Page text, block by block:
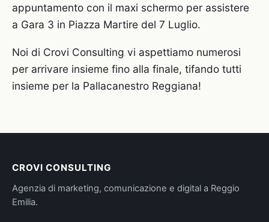
appuntamento con il maxi schermo per assistere
a Gara 3 in Piazza Martire del 7 Luglio.
Noi di Crovi Consulting vi aspettiamo numerosi
per arrivare insieme fino alla finale, tifando tutti
insieme per la Pallacanestro Reggiana!
CROVI CONSULTING
Agenzia di marketing, comunicazione e digital a Reggio
Emilia.